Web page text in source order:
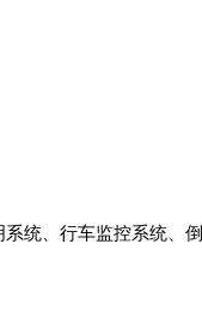
统、行车监控系统、倒